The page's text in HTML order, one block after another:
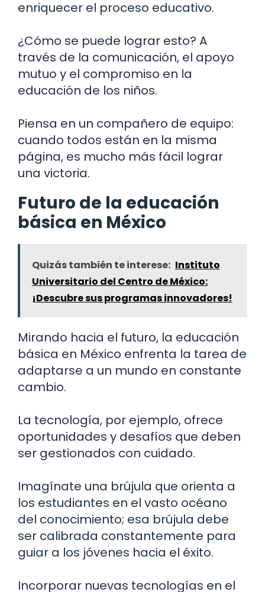
enriquecer el proceso educativo.
¿Cómo se puede lograr esto? A
través de la comunicación, el apoyo
mutuo y el compromiso en la
educación de los niños.
Piensa en un compañero de equipo:
cuando todos están en la misma
página, es mucho más fácil lograr
una victoria.
Futuro de la educación
básica en México
Quizás también te interese: Instituto
Universitario del Centro de México:
¡Descubre sus programas innovadores!
Mirando hacia el futuro, la educación
básica en México enfrenta la tarea de
adaptarse a un mundo en constante
cambio.
La tecnología, por ejemplo, ofrece
oportunidades y desafíos que deben
ser gestionados con cuidado.
Imagínate una brújula que orienta a
los estudiantes en el vasto océano
del conocimiento; esa brújula debe
ser calibrada constantemente para
guiar a los jóvenes hacia el éxito.
Incorporar nuevas tecnologías en el